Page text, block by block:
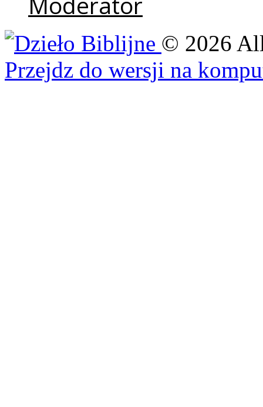
© 2026
Przejdz do wersji na